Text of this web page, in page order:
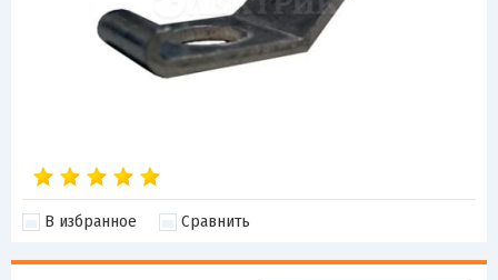
В избранное Сравнить